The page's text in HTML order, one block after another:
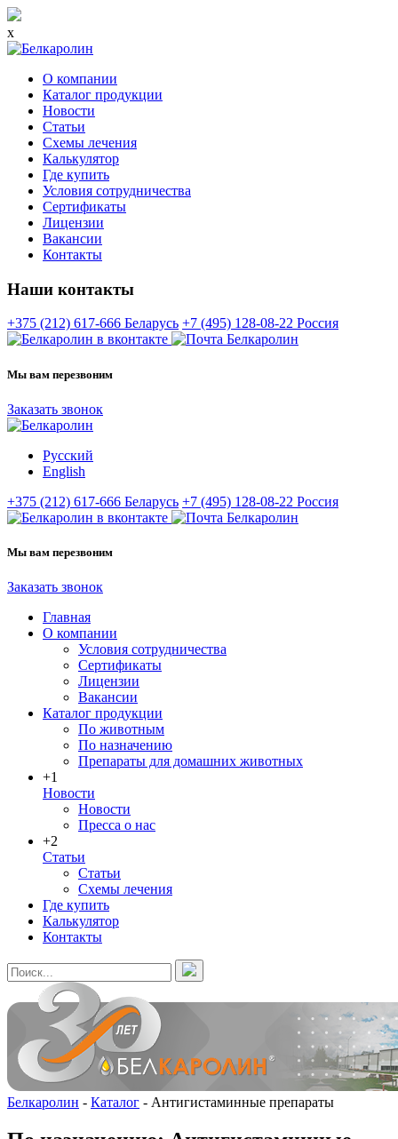
x
О компании
Каталог продукции
Новости
Статьи
Схемы лечения
Калькулятор
Где купить
Условия сотрудничества
Сертификаты
Лицензии
Вакансии
Контакты
Наши контакты
+375 (212) 617-666 Беларусь +7 (495) 128-08-22 Россия
Мы вам перезвоним
Заказать звонок
Русский
English
+375 (212) 617-666 Беларусь +7 (495) 128-08-22 Россия
Мы вам перезвоним
Заказать звонок
Главная
О компании
Условия сотрудничества
Сертификаты
Лицензии
Вакансии
Каталог продукции
По животным
По назначению
Препараты для домашних животных
+1
Новости
Новости
Пресса о нас
+2
Статьи
Статьи
Схемы лечения
Где купить
Калькулятор
Контакты
Белкаролин - Каталог - Антигистаминные препараты